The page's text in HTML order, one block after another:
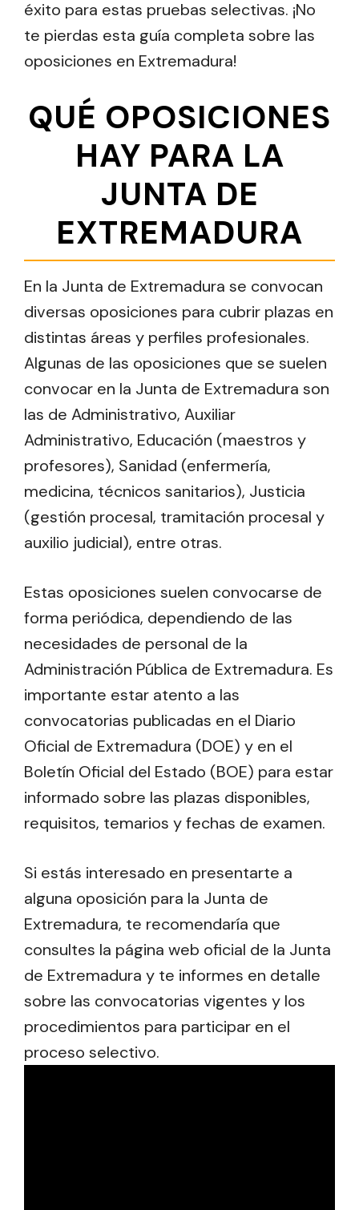
éxito para estas pruebas selectivas. ¡No
te pierdas esta guía completa sobre las
oposiciones en Extremadura!
QUÉ OPOSICIONES
HAY PARA LA
JUNTA DE
EXTREMADURA
En la Junta de Extremadura se convocan
diversas oposiciones para cubrir plazas en
distintas áreas y perfiles profesionales.
Algunas de las oposiciones que se suelen
convocar en la Junta de Extremadura son
las de Administrativo, Auxiliar
Administrativo, Educación (maestros y
profesores), Sanidad (enfermería,
medicina, técnicos sanitarios), Justicia
(gestión procesal, tramitación procesal y
auxilio judicial), entre otras.
Estas oposiciones suelen convocarse de
forma periódica, dependiendo de las
necesidades de personal de la
Administración Pública de Extremadura. Es
importante estar atento a las
convocatorias publicadas en el Diario
Oficial de Extremadura (DOE) y en el
Boletín Oficial del Estado (BOE) para estar
informado sobre las plazas disponibles,
requisitos, temarios y fechas de examen.
Si estás interesado en presentarte a
alguna oposición para la Junta de
Extremadura, te recomendaría que
consultes la página web oficial de la Junta
de Extremadura y te informes en detalle
sobre las convocatorias vigentes y los
procedimientos para participar en el
proceso selectivo.